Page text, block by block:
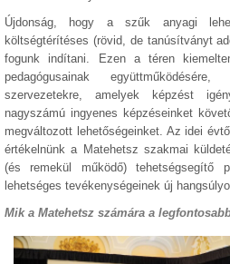
Újdonság, hogy a szűk anyagi
költségtérítéses (rövid, de tanúsítványt
fogunk indítani. Ezen a téren
pedagógusainak
szervezetekre, amelyek képzést
nagyszámú ingyenes képzéseinket
megváltozott lehetőségeinket. Az idei
értékelnünk a Matehetsz szakmai
(és remekül működő) tehetségsegítő
lehetséges tevékenységeinek új
Mik a Matehetsz számára a